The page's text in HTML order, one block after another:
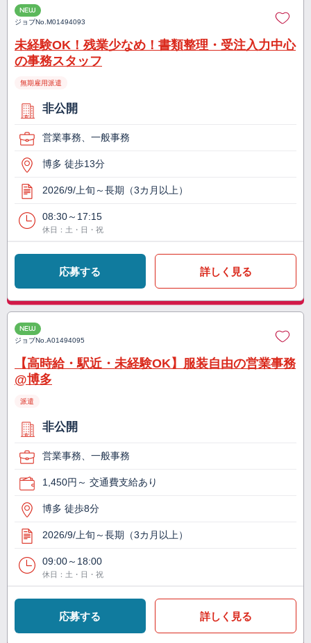
NEW
ジョブNo.M01494093
未経験OK！残業少なめ！書類整理・受注入力中心
の事務スタッフ
無期雇用派遣
非公開
営業事務、一般事務
博多 徒歩13分
2026/9/上旬～長期（3カ月以上）
08:30～17:15
休日：土・日・祝
応募する 詳しく見る
NEW
ジョブNo.A01494095
【高時給・駅近・未経験OK】服装自由の営業事務
@博多
派遣
非公開
営業事務、一般事務
1,450円～ 交通費支給あり
博多 徒歩8分
2026/9/上旬～長期（3カ月以上）
09:00～18:00
休日：土・日・祝
応募する 詳しく見る